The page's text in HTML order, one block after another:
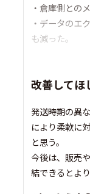
・倉庫側との
・データのエ
も減った。
改善してほ
発送時期の異
により柔軟に
と思う。
今後は、販売
結できるとよ